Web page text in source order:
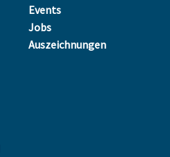
Events
Jobs
Auszeichnungen